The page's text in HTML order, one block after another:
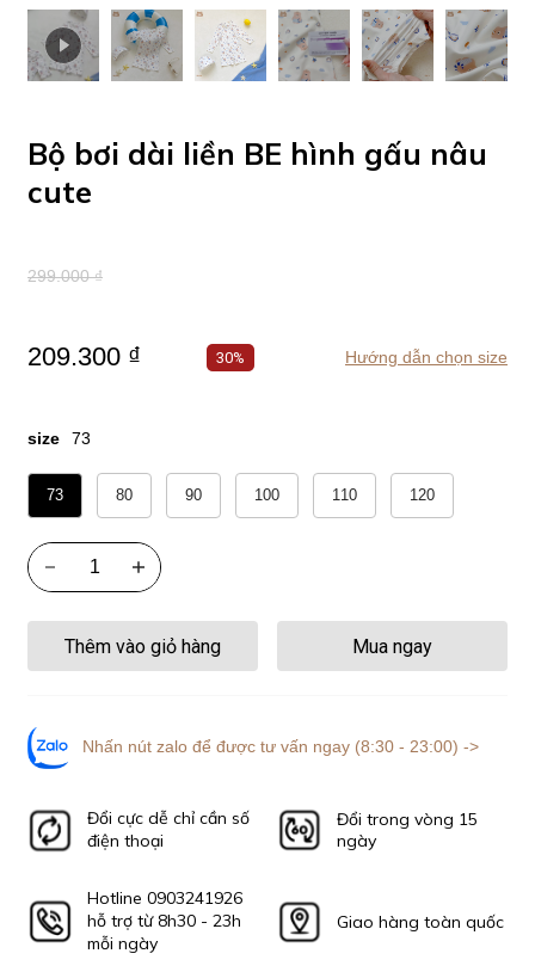
Bộ bơi dài liền BE hình gấu nâu
cute
299.000 ₫
209.300 ₫ 30% Hướng dẫn chọn size
size 73
73 80 90 100 110 120
Đổi cực dễ chỉ cần số
điện thoại
Hotline 0903241926
hỗ trợ từ 8h30 - 23h
mỗi ngày
Đổi trong vòng 15
ngày
Giao hàng toàn quốc
Nhấn nút zalo để được tư vấn ngay (8:30 - 23:00) ->
Mua ngay
Thêm vào giỏ hàng